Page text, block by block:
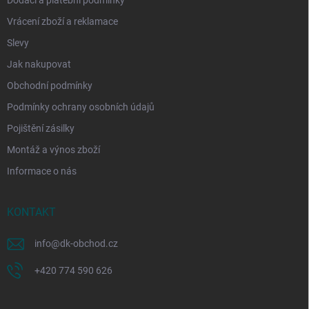
Vrácení zboží a reklamace
Slevy
Jak nakupovat
Obchodní podmínky
Podmínky ochrany osobních údajů
Pojištění zásilky
Montáž a výnos zboží
Informace o nás
KONTAKT
info@dk-obchod.cz
+420 774 590 626